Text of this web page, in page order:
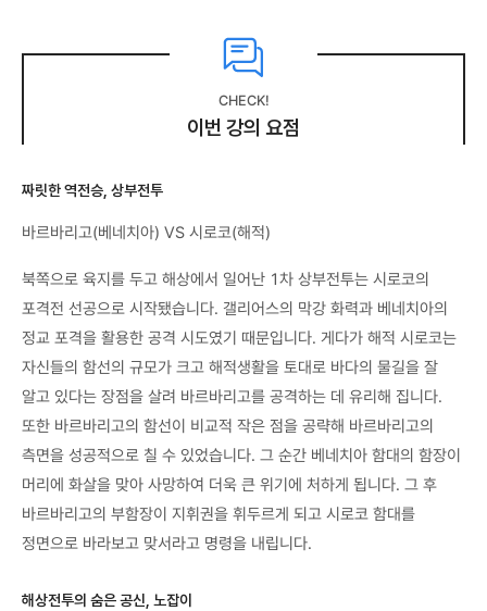
CHECK!
이번 강의 요점
짜릿한 역전승, 상부전투
바르바리고(베네치아) VS 시로코(해적)
북쪽으로 육지를 두고 해상에서 일어난 1차 상부전투는 시로코의
포격전 선공으로 시작됐습니다. 갤리어스의 막강 화력과 베네치아의
정교 포격을 활용한 공격 시도였기 때문입니다. 게다가 해적 시로코는
자신들의 함선의 규모가 크고 해적생활을 토대로 바다의 물길을 잘
알고 있다는 장점을 살려 바르바리고를 공격하는 데 유리해 집니다.
또한 바르바리고의 함선이 비교적 작은 점을 공략해 바르바리고의
측면을 성공적으로 칠 수 있었습니다. 그 순간 베네치아 함대의 함장이
머리에 화살을 맞아 사망하여 더욱 큰 위기에 처하게 됩니다. 그 후
바르바리고의 부함장이 지휘권을 휘두르게 되고 시로코 함대를
정면으로 바라보고 맞서라고 명령을 내립니다.
해상전투의 숨은 공신, 노잡이